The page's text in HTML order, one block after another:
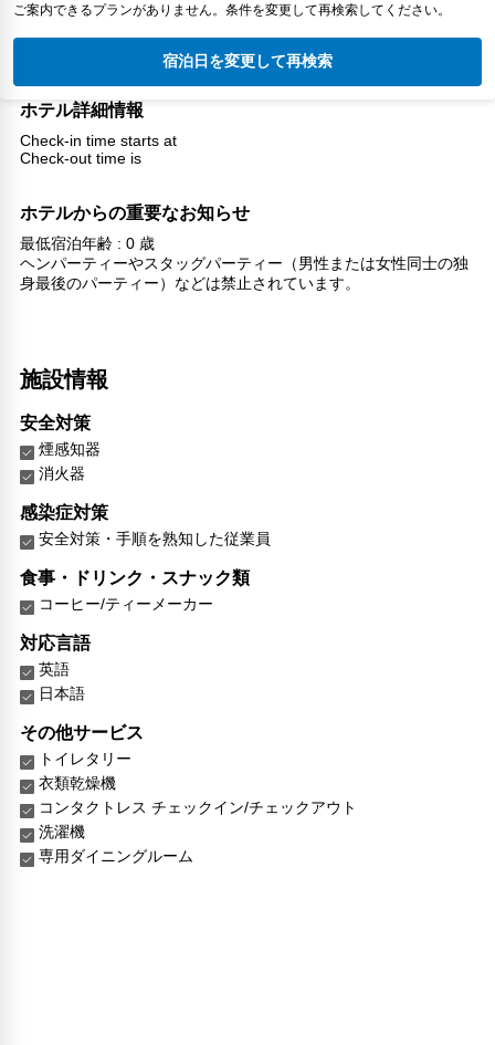
ご案内できるプランがありません。条件を変更して再検索してください。
宿泊日を変更して再検索
ホテル詳細情報
Check-in time starts at
Check-out time is
ホテルからの重要なお知らせ
最低宿泊年齢 : 0 歳
ヘンパーティーやスタッグパーティー（男性または女性同士の独
身最後のパーティー）などは禁止されています。
施設情報
安全対策
煙感知器
消火器
感染症対策
安全対策・手順を熟知した従業員
食事・ドリンク・スナック類
コーヒー/ティーメーカー
対応言語
英語
日本語
その他サービス
トイレタリー
衣類乾燥機
コンタクトレス チェックイン/チェックアウト
洗濯機
専用ダイニングルーム